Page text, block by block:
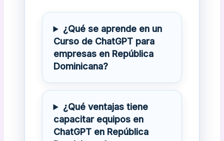
¿Qué se aprende en un
Curso de ChatGPT para
empresas en República
Dominicana?
¿Qué ventajas tiene
capacitar equipos en
ChatGPT en República